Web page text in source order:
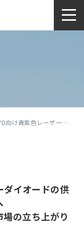
の供給体制を構築へ～青紫色レーザーダイオード市場の立ち上がりに対応～
ダイオードの供
の立ち上がり